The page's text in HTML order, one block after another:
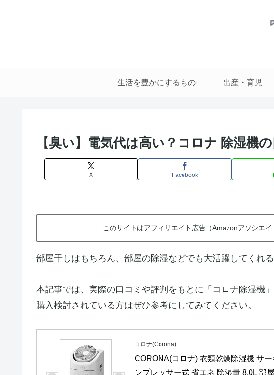
生活を豊かにするもの 出産・育児
【臭い】電気代は高い？コロナ 除湿機
X Facebook
このサイトはアフィリエイト広告（Amazonアソシエイ
部屋干しはもちろん、部屋の除湿などでも大活躍してくれ
本記事では、実際の口コミや評判をもとに「コロナ除湿機
購入検討されている方はぜひ参考にしてみてください。
コロナ(Corona)
CORONA(コロナ) 衣類乾燥除湿機 サ
ンプレッサー式 省エネ 除湿量 8.0L 部